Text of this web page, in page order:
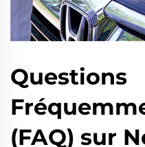
Questions
(FAQ) sur